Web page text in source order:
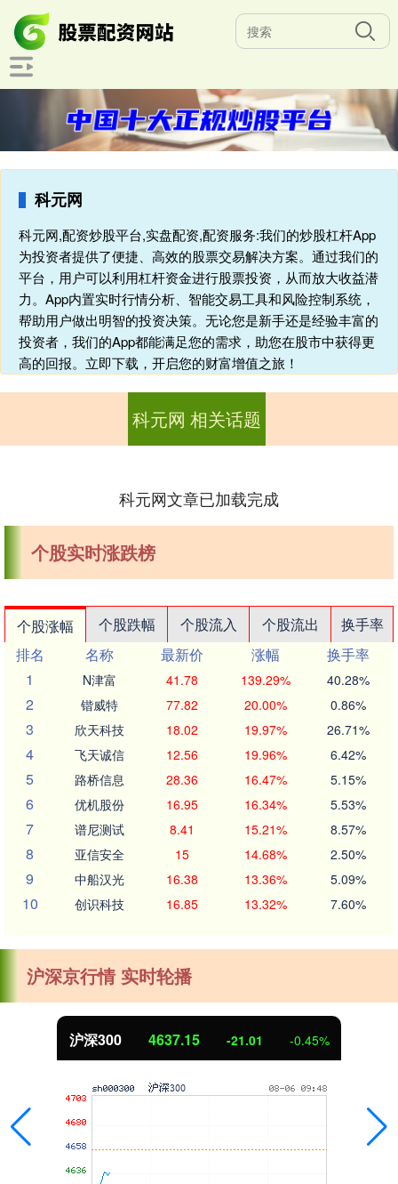
科元网
科元网,配资炒股平台,实盘配资,配资服务:我们的炒股杠杆App
为投资者提供了便捷、高效的股票交易解决方案。通过我们的
平台，用户可以利用杠杆资金进行股票投资，从而放大收益潜
力。App内置实时行情分析、智能交易工具和风险控制系统，
帮助用户做出明智的投资决策。无论您是新手还是经验丰富的
投资者，我们的App都能满足您的需求，助您在股市中获得更
高的回报。立即下载，开启您的财富增值之旅！
科元网 相关话题
科元网文章已加载完成
个股实时涨跌榜
个股涨幅 个股跌幅 个股流入 个股流出
换手率
排名
名称 最新价 涨幅
换手率
1
N津富 41.78 139.29% 40.28%
2 锴威特 77.82 20.00% 0.86%
3 欣天科技 18.02 19.97% 26.71%
4 飞天诚信 12.56 19.96% 6.42%
5 路桥信息 28.36 16.47% 5.15%
6 优机股份 16.95 16.34% 5.53%
7 谱尼测试 8.41 15.21% 8.57%
8 亚信安全 15 14.68% 2.50%
9 中船汉光 16.38 13.36% 5.09%
10 创识科技 16.85 13.32% 7.60%
沪深京行情 实时轮播
北证50 1121.13 1.67 0.15%